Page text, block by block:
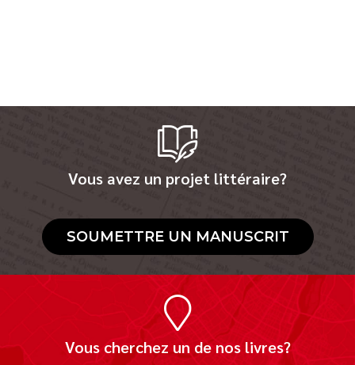
Vous avez un projet littéraire?
SOUMETTRE UN MANUSCRIT
Vous cherchez un de nos livres?